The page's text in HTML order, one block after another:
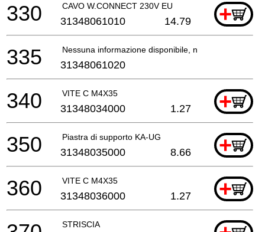
CAVO W.CONNECT 230V EU +
330 31348061010 14.79
Nessuna informazione disponibile, non ordinabile
335 31348061020
VITE C M4X35 +
340 31348034000 1.27
Piastra di supporto KA-UG +
350 31348035000 8.66
VITE C M4X35 +
360 31348036000 1.27
STRISCIA